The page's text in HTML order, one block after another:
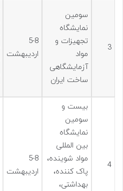
3
سومين
نمایشگاه
تجهیزات و
مواد
آزمایشگاهی
ساخت ایران
5-8
اردیبهشت
4
بيست و
سومين
نمایشگاه
بین المللی
مواد شوینده،
پاک کننده،
بهداشتی،
5-8
اردیبهشت